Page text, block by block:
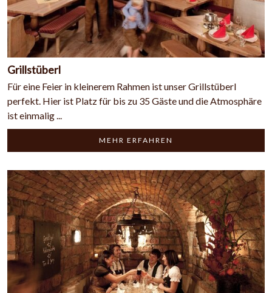
Grillstüberl
Für eine Feier in kleinerem Rahmen ist unser Grillstüberl
perfekt. Hier ist Platz für bis zu 35 Gäste und die Atmosphäre
ist einmalig ...
MEHR ERFAHREN